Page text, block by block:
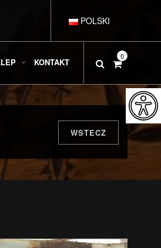
POLSKI
DEUTSCH
ESPAÑOL
KONTAKT
0
WSTECZ